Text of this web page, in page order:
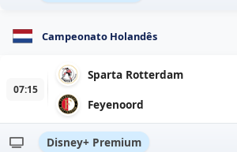
Campeonato Holandês
07:15
Sparta Rotterdam
Feyenoord
Disney+ Premium